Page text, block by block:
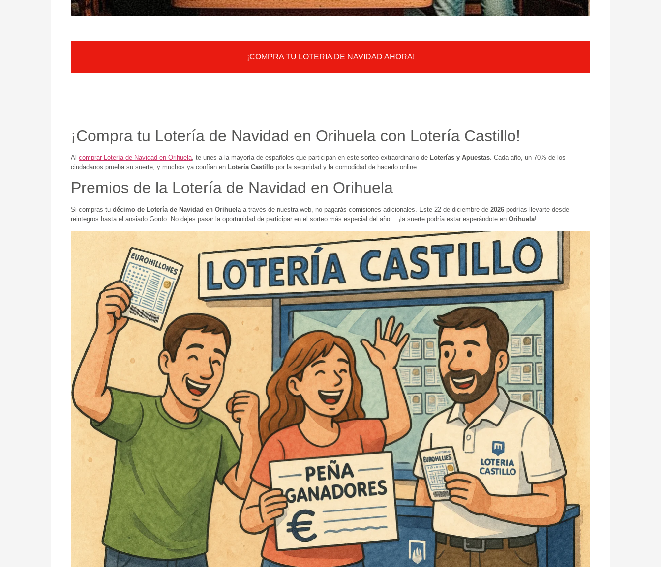
¡COMPRA TU LOTERIA DE NAVIDAD AHORA!
¡Compra tu Lotería de Navidad en Orihuela con Lotería Castillo!
Al comprar Lotería de Navidad en Orihuela , te unes a la mayoría de españoles que participan en este sorteo extraordinario de Loterías y Apuestas . Cada año, un 70% de los
ciudadanos prueba su suerte, y muchos ya confían en Lotería Castillo por la seguridad y la comodidad de hacerlo online.
Premios de la Lotería de Navidad en Orihuela
Si compras tu décimo de Lotería de Navidad en Orihuelaa través de nuestra web, no pagarás comisiones adicionales. Este 22 de diciembre de 2026 podrías llevarte desde
reintegros hasta el ansiado Gordo. No dejes pasar la oportunidad de participar en el sorteo más especial del año… ¡la suerte podría estar esperándote en Orihuela!